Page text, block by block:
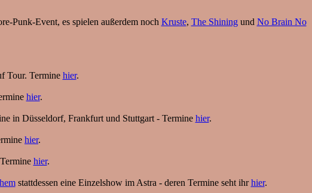
Punk-Event, es spielen außerdem noch Kruste, The Shiningund No Brain No
Tour. Termine hier.
hier.
in Düsseldorf, Frankfurt und Stuttgart - Termine hier.
hier.
hier.
stattdessen eine Einzelshow im Astra - deren Termine seht ihrhier.